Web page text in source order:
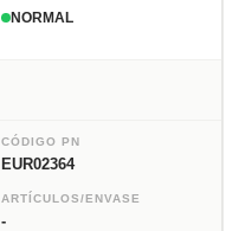
NORMAL
CÓDIGO PN
EUR02364
ARTÍCULOS/ENVASE
-